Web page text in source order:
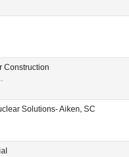
Construction
Solutions- Aiken, SC